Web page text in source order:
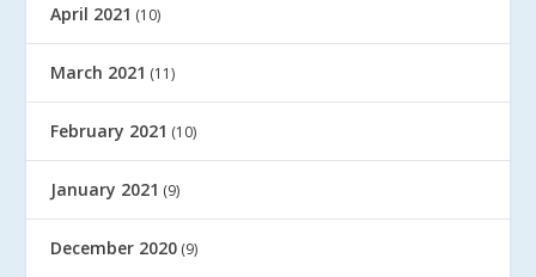
April 2021 (10)
March 2021 (11)
February 2021 (10)
January 2021 (9)
December 2020 (9)